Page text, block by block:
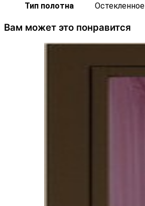
Тип полотна
Остекленное
Вам может это понравится